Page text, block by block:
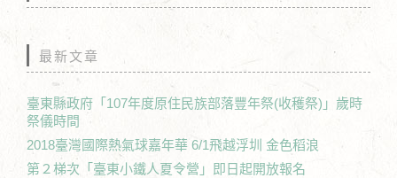
最新文章
臺東縣政府「107年度原住民族部落豐年祭(收穫祭)」歲時
祭儀時間
2018臺灣國際熱氣球嘉年華 6/1飛越浮圳 金色稻浪
第２梯次「臺東小鐵人夏令營」即日起開放報名